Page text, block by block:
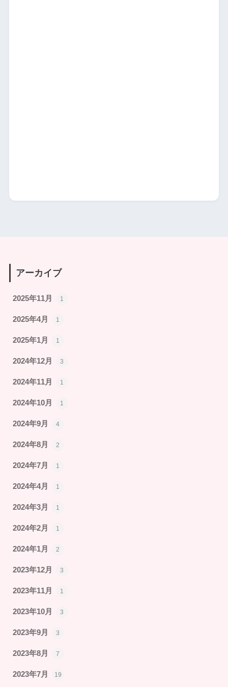
アーカイブ
2025年11月 1
2025年4月 1
2025年1月 1
2024年12月 3
2024年11月 1
2024年10月 1
2024年9月 4
2024年8月 2
2024年7月 1
2024年4月 1
2024年3月 1
2024年2月 1
2024年1月 2
2023年12月 3
2023年11月 1
2023年10月 3
2023年9月 3
2023年8月 7
2023年7月 19